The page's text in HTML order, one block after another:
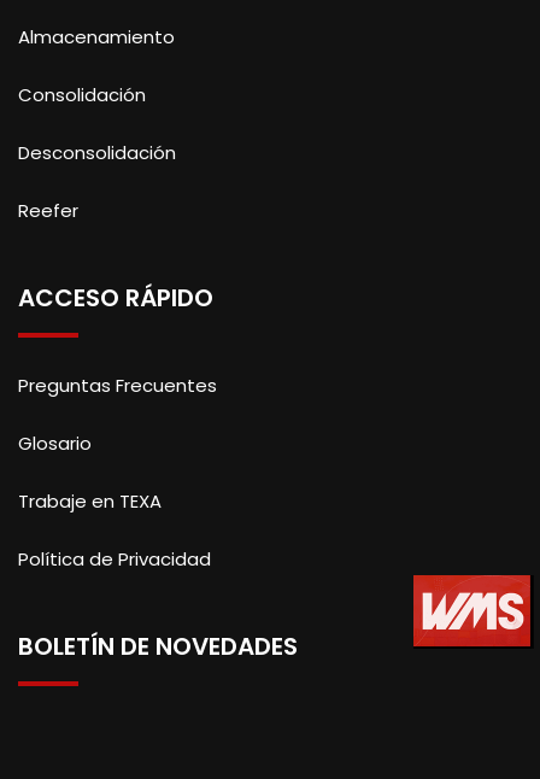
Almacenamiento
Consolidación
Desconsolidación
Reefer
ACCESO RÁPIDO
Preguntas Frecuentes
Glosario
Trabaje en TEXA
Política de Privacidad
BOLETÍN DE NOVEDADES